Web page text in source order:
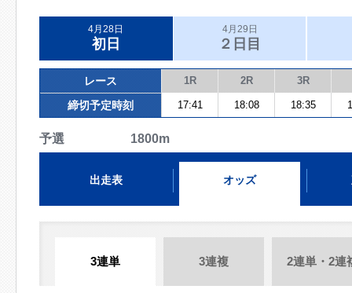
4月28日
初日
4月29日
２日目
レース 1R 2R 3R
締切予定時刻 17:41 18:08 18:35
予選 1800m
出走表 オッズ
3連単 3連複 2連単・2連